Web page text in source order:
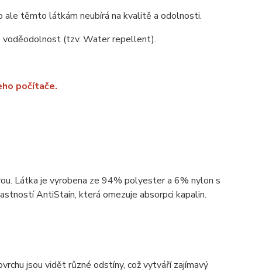
těmto látkám neubírá na kvalitě a odolnosti.
voděodolnost (tzv. Water repellent).
počítače.
Látka je vyrobena ze 94% polyester a 6% nylon s
AntiStain, která omezuje absorpci kapalin.
jsou vidět různé odstíny, což vytváří zajímavý